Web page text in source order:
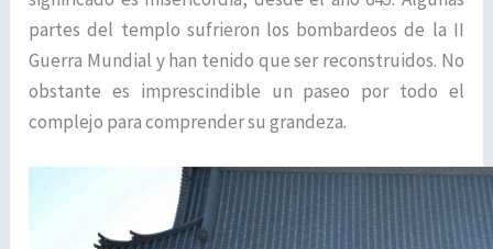
partes del templo sufrieron los bombardeos de la II
Guerra Mundial y han tenido que ser reconstruidos. No
obstante es imprescindible un paseo por todo el
complejo para comprender su grandeza.